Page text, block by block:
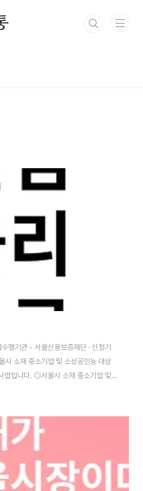
행기관 - 서울신용보증재단 · 신청기
시 소재 중소기업 및 소상공인능 대상
업입니다. ◎서울시 소재 중소기업 및
심금리자금 신청안내 1. 대상기업서
7등급) 이상인기업 2. 보증제한①최
보유기업 ②재보증 제한, 보증금지 제
01.19 ~ 지원자금 소진 시까지4. 신
한, 하나, 우리, 국민) ① play스토어